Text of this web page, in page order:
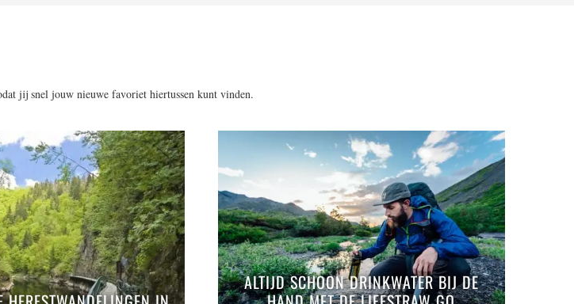
jij snel jouw nieuwe favoriet hiertussen kunt vinden.
ALTIJD SCHOON DRINKWATER BIJ DE